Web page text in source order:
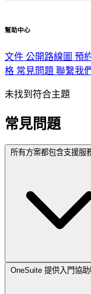
幫助中心
文件 公開路線圖 預
格 常見問題 聯繫我
未找到符合主題
常見問題
所有方案都包含支援服
OneSuite 提供入門協助